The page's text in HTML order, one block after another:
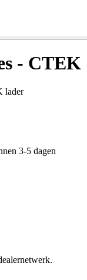
- CTEK
lader
3-5 dagen